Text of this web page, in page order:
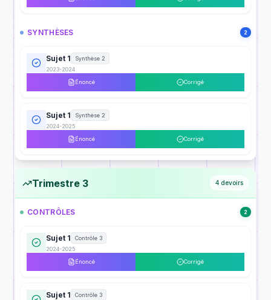
SYNTHÈSES 2
Sujet 1
Synthèse 2
2023-2024
Énoncé
Corrigé
Sujet 1
Synthèse 2
2024-2025
Énoncé
Corrigé
Trimestre 3 4 devoirs
CONTRÔLES 2
Sujet 1
Contrôle 3
2024-2025
Énoncé
Corrigé
Sujet 1 Contrôle 3